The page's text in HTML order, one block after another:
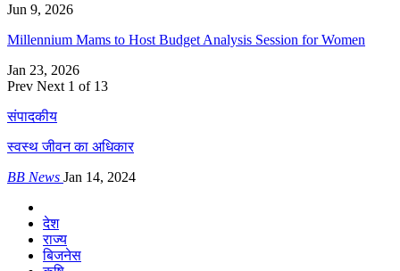
Jun 9, 2026
Millennium Mams to Host Budget Analysis Session for Women
Jan 23, 2026
Prev Next 1 of 13
संपादकीय
स्वस्थ जीवन का अधिकार
BB News Jan 14, 2024
देश
राज्य
बिजनेस